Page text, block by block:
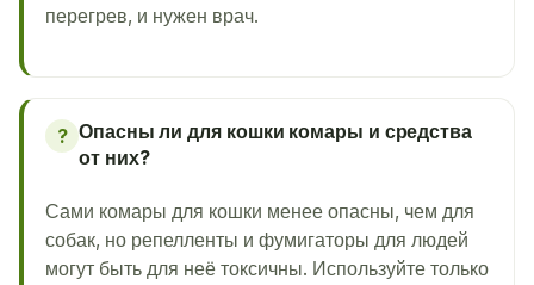
перегрев, и нужен врач.
? Опасны ли для кошки комары и средства
от них?
Сами комары для кошки менее опасны, чем для
собак, но репелленты и фумигаторы для людей
могут быть для неё токсичны. Используйте только